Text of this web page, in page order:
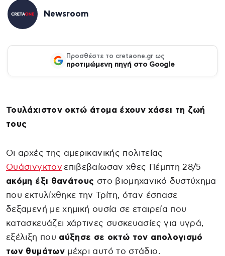
Newsroom
Προσθέστε το cretaone.gr ως
προτιμώμενη πηγή στο Google
Τουλάχιστον οκτώ άτομα έχουν χάσει τη ζωή
τους
Οι αρχές της αμερικανικής πολιτείας
Ουάσινγκτον επιβεβαίωσαν χθες Πέμπτη 28/5
ακόμη έξι θανάτους στο βιομηχανικό δυστύχημα
που εκτυλίχθηκε την Τρίτη, όταν έσπασε
δεξαμενή με χημική ουσία σε εταιρεία που
κατασκευάζει χάρτινες συσκευασίες για υγρά,
εξέλιξη που αύξησε σε οκτώ τον απολογισμό
των θυμάτωνμέχρι αυτό το στάδιο.